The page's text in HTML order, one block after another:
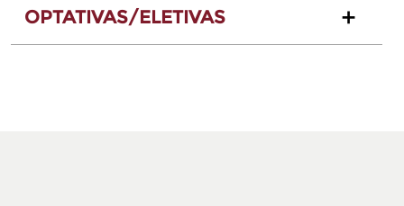
OPTATIVAS/ELETIVAS